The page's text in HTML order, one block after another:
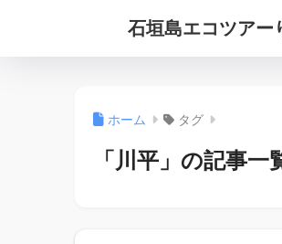
石垣島エコツアー
ホーム タグ
「川平」の記事一